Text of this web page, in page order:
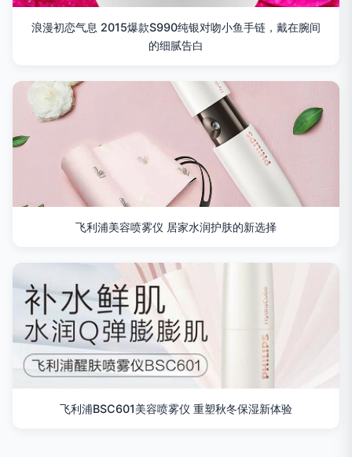
浪漫初恋气息 2015爆款S990纯银对吻小鱼手链，戴在腕间
的细腻告白
飞利浦美容喷雾仪 居家水润护肤的新选择
飞利浦BSC601美容喷雾仪 重塑秋冬保湿新体验